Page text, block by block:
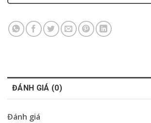
ĐÁNH GIÁ (0)
Đánh giá